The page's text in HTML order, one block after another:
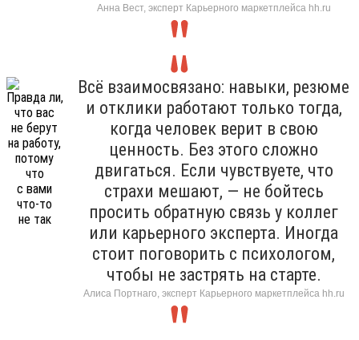
Анна Вест, эксперт Карьерного маркетплейса hh.ru
Всё взаимосвязано: навыки, резюме
и отклики работают только тогда,
когда человек верит в свою
ценность. Без этого сложно
двигаться. Если чувствуете, что
страхи мешают, — не бойтесь
просить обратную связь у коллег
или карьерного эксперта. Иногда
стоит поговорить с психологом,
чтобы не застрять на старте.
Алиса Портнаго, эксперт Карьерного маркетплейса hh.ru